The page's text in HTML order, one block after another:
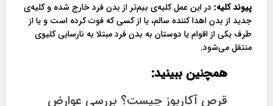
پیوند کلیه: در این عمل کلیه‌ی بیم‌تر از بدن فرد خارج شده و کلیه‌ی
جدید از بدن اهدا کننده سالم، یا از کسی که فوت کرده است و یا از
طرف یکی از اقوام یا دوستان به بدن فرد مبتلا به نارسایی کلیوی
منتقل می‌شود.
همچنین ببینید:
قرص آکاربوز چیست؟ بررسی عوارض